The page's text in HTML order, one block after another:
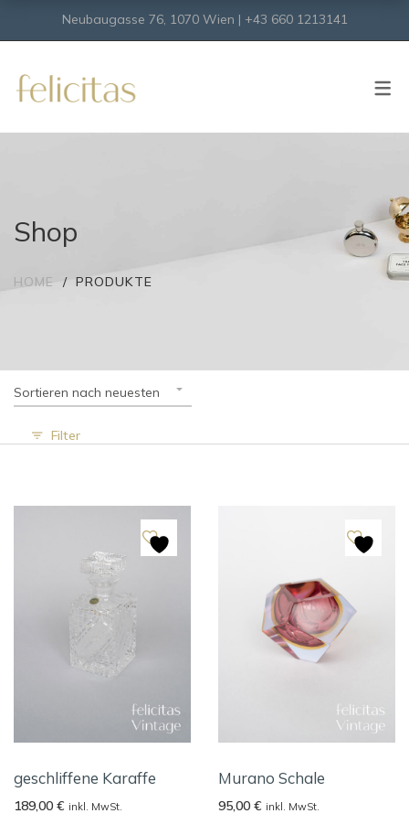
Neubaugasse 76, 1070 Wien | +43 660 1213141
Shop
HOME PRODUKTE
Sortieren nach neuesten
Filter
geschliffene Karaffe
189,00 € inkl. MwSt.
Murano Schale
95,00 € inkl. MwSt.